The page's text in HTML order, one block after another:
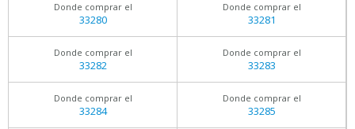
Donde comprar el
33280
Donde comprar el
33281
Donde comprar el
33282
Donde comprar el
33283
Donde comprar el
33284
Donde comprar el
33285